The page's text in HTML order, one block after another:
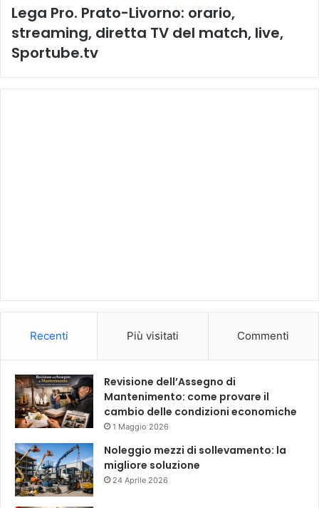
Lega Pro. Prato-Livorno: orario,
streaming, diretta TV del match, live,
Sportube.tv
Recenti Più visitati Commenti
Revisione dell’Assegno di
Mantenimento: come provare il
cambio delle condizioni economiche
1 Maggio 2026
Noleggio mezzi di sollevamento: la
migliore soluzione
24 Aprile 2026